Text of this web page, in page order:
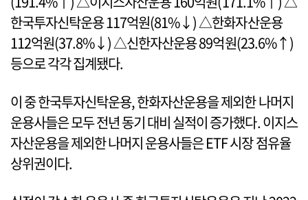
한국투자신탁운용 117억원(81%↓) △한화자산운용
112억원(37.8%↓) △신한자산운용 89억원(23.6%↑)
등으로 각각 집계됐다.
이 중 한국투자신탁운용, 한화자산운용을 제외한 나머지
운용사들은 모두 전년 동기 대비 실적이 증가했다. 이지스
자산운용을 제외한 나머지 운용사들은 ETF 시장 점유율
상위권이다.